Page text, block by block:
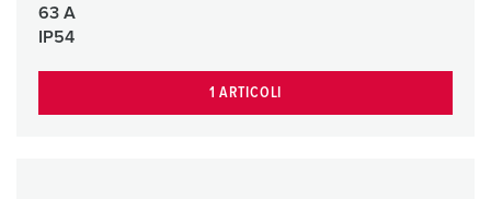
63 A
IP54
1 ARTICOLI